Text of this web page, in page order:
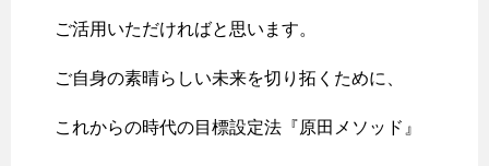
ご活用いただければと思います。
ご自身の素晴らしい未来を切り拓くために、
これからの時代の目標設定法『原田メソッド』